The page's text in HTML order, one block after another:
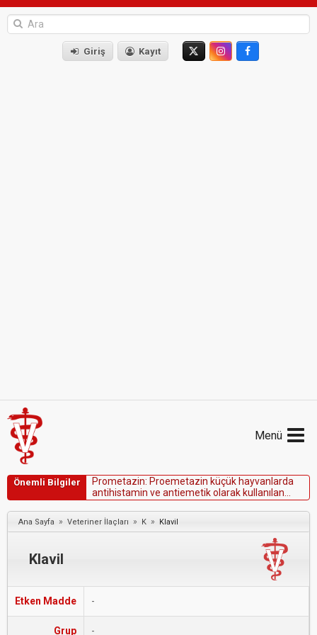
Giriş Kayıt
Menü
Önemli Bilgiler Prometazin: Proemetazin küçük hayvan arda
antihistamin ve antiemetiko arak ku anı an
fenotiyazin.Atlardaasepromaziniçin
potansiyelbiralternatif.
Ana Sayfa » Veteriner İlaçları » K » Klavil
Klavil
Etken Madde -
Grup -